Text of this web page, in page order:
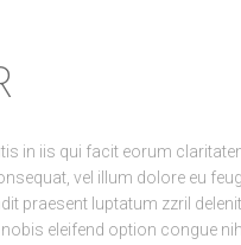
in iis qui facit eorum
vel illum dolore eu
praesent luptatum zzril
eleifend option congue